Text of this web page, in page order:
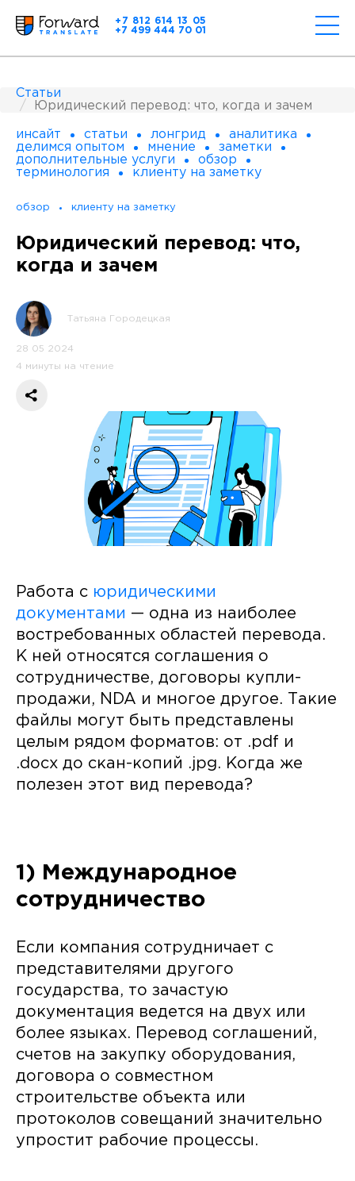
+7 812 614 13 05
+7 499 444 70 01
Статьи
Юридический перевод: что, когда и зачем
инсайт статьи лонгрид
аналитика
делимся опытом
мнение
заметки
дополнительные услуги
обзор
терминология
клиенту на заметку
обзор клиенту на заметку
Юридический перевод: что,
когда и зачем
Татьяна Городецкая
28 05 2024
4 минуты на чтение
Работа с юридическими
документами — одна из наиболее
востребованных областей перевода.
К ней относятся соглашения о
сотрудничестве, договоры купли-
продажи, NDA и многое другое. Такие
файлы могут быть представлены
целым рядом форматов: от .pdf и
.docx до скан-копий .jpg. Когда же
полезен этот вид перевода?
1) Международное
сотрудничество
Если компания сотрудничает с
представителями другого
государства, то зачастую
документация ведется на двух или
более языках. Перевод соглашений,
счетов на закупку оборудования,
договора о совместном
строительстве объекта или
протоколов совещаний значительно
упростит рабочие процессы.